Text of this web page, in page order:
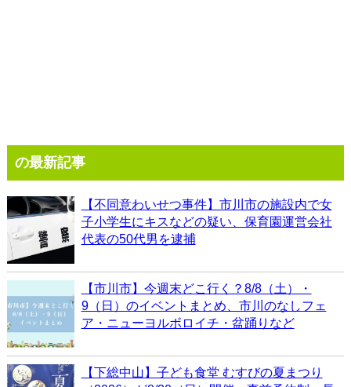
の最新記事
【不同意わいせつ事件】市川市の施設内で女
子小学生にキスなどの疑い、保育園運営会社
代表の50代男を逮捕
【市川市】今週末どこ行く？8/8（土）・
9（日）のイベントまとめ、市川のなしフェ
ア・ニューヨルボロイチ・盆踊りなど
【下総中山】子ども食堂 むすびの夏まつり